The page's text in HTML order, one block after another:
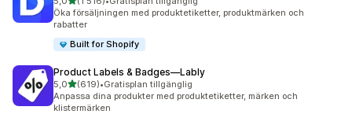
1516 recensioner totalt
Öka försäljningen med produktetiketter, produktmärken och
rabatter
Built for Shopify
Product Labels & Badges—Lably
5,0av 5 stjärnor
(619)
619 recensioner totalt
•Gratisplan tillgänglig
Anpassa dina produkter med produktetiketter, märken och
klistermärken